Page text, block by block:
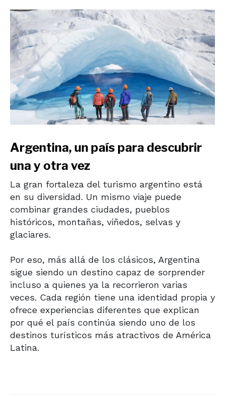
Argentina, un país para descubrir
una y otra vez
La gran fortaleza del turismo argentino está
en su diversidad. Un mismo viaje puede
combinar grandes ciudades, pueblos
históricos, montañas, viñedos, selvas y
glaciares.
Por eso, más allá de los clásicos, Argentina
sigue siendo un destino capaz de sorprender
incluso a quienes ya la recorrieron varias
veces. Cada región tiene una identidad propia y
ofrece experiencias diferentes que explican
por qué el país continúa siendo uno de los
destinos turísticos más atractivos de América
Latina.